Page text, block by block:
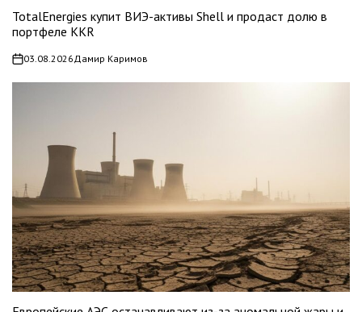
TotalEnergies купит ВИЭ-активы Shell и продаст долю в
портфеле KKR
on03.08.2026 Дамир Каримов